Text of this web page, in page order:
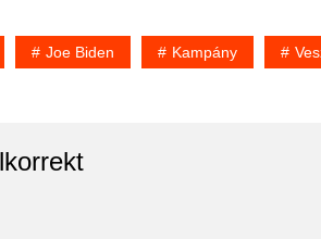
Joe Biden Kampány